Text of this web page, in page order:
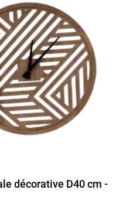
décorative D40 cm -